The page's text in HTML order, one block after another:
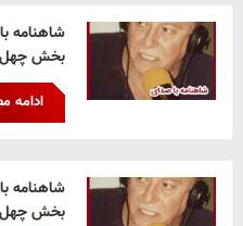
شاهنامه
بخش
ادامه
شاهنامه
بخش چهل